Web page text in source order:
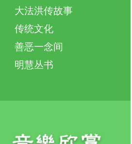
大法洪传故事
传统文化
善恶一念间
明慧丛书